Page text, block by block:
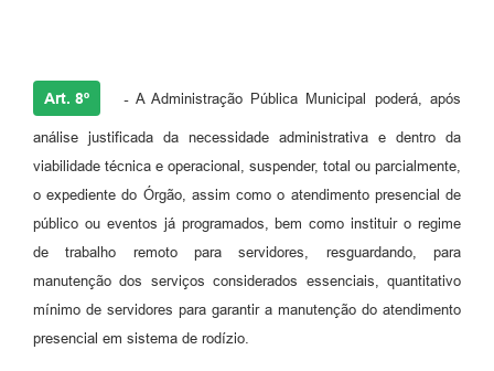
Art. 8º -A Administração Pública Municipal poderá, após
análise justificada da necessidade administrativa e dentro da
viabilidade técnica e operacional, suspender, total ou parcialmente,
o expediente do Órgão, assim como o atendimento presencial de
público ou eventos já programados, bem como instituir o regime
de trabalho remoto para servidores, resguardando, para
manutenção dos serviços considerados essenciais, quantitativo
mínimo de servidores para garantir a manutenção do atendimento
presencial em sistema de rodízio.